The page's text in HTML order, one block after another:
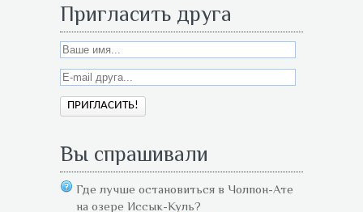
Пригласить друга
Вы спрашивали
Где лучше остановиться в Чолпон-Ате
на озере Иссык-Куль?